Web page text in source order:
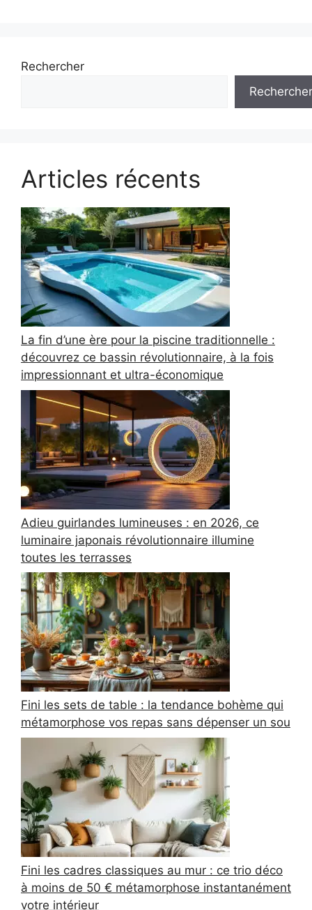
Rechercher
Rechercher
Articles récents
La fin d’une ère pour la piscine traditionnelle :
découvrez ce bassin révolutionnaire, à la fois
impressionnant et ultra-économique
Adieu guirlandes lumineuses : en 2026, ce
luminaire japonais révolutionnaire illumine
toutes les terrasses
Fini les sets de table : la tendance bohème qui
métamorphose vos repas sans dépenser un sou
Fini les cadres classiques au mur : ce trio déco
à moins de 50 € métamorphose instantanément
votre intérieur